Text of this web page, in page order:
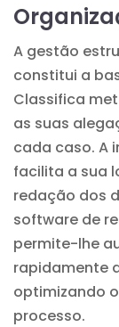
A gestão
constitui a
Classifica
as suas
cada caso. A
facilita a sua
redação dos
software de
permite-lhe
rapidamente
optimizando
processo.